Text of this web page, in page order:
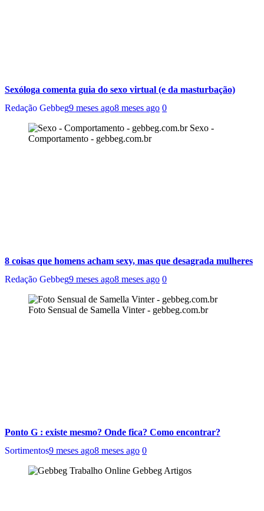
Sexóloga comenta guia do sexo virtual (e da masturbação)
Redação Gebbeg9 meses ago8 meses ago 0
Sexo -
Comportamento - gebbeg.com.br
8 coisas que homens acham sexy, mas que desagrada mulheres
Redação Gebbeg9 meses ago8 meses ago 0
Foto Sensual de Samella Vinter - gebbeg.com.br
Ponto G : existe mesmo? Onde fica? Como encontrar?
Sortimentos9 meses ago8 meses ago 0
Gebbeg Artigos